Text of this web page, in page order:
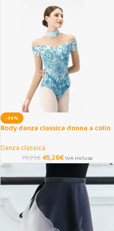
-36%
Body danza classica donna a collo
Danza classica
70,73€ 45,26€ IVA Inclusa